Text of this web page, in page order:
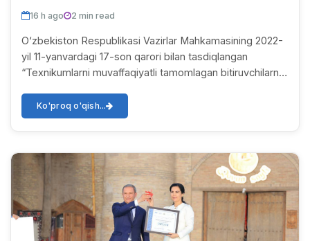
16 h ago 2 min read
O‘zbekiston Respublikasi Vazirlar Mahkamasining 2022-
yil 11-yanvardagi 17-son qarori bilan tasdiqlangan
“Texnikumlarni muvaffaqiyatli tamomlagan bitiruvchilarni
Ko'proq o'qish...